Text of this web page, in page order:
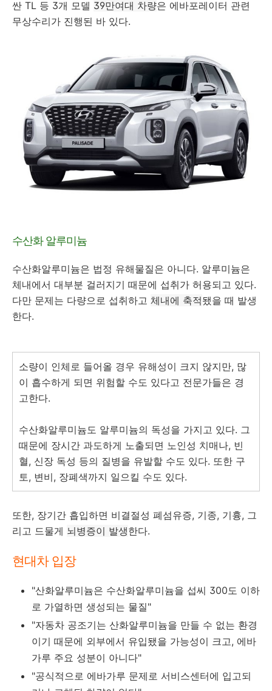
싼 TL 등 3개 모델 39만여대 차량은 에바포레이터 관련
무상수리가 진행된 바 있다.
수산화 알루미늄
수산화알루미늄은 법정 유해물질은 아니다. 알루미늄은
체내에서 대부분 걸러지기 때문에 섭취가 허용되고 있다.
다만 문제는 다량으로 섭취하고 체내에 축적됐을 때 발생
한다.
소량이 인체로 들어올 경우 유해성이 크지 않지만, 많
이 흡수하게 되면 위험할 수도 있다고 전문가들은 경
고한다.
수산화알루미늄도 알루미늄의 독성을 가지고 있다. 그
때문에 장시간 과도하게 노출되면 노인성 치매나, 빈
혈, 신장 독성 등의 질병을 유발할 수도 있다. 또한 구
토, 변비, 장폐색까지 일으킬 수도 있다.
또한, 장기간 흡입하면 비결절성 폐섬유증, 기종, 기흉, 그
리고 드물게 뇌병증이 발생한다.
현대차 입장
"산화알루미늄은 수산화알루미늄을 섭씨 300도 이하
로 가열하면 생성되는 물질"
"자동차 공조기는 산화알루미늄을 만들 수 없는 환경
이기 때문에 외부에서 유입됐을 가능성이 크고, 에바
가루 주요 성분이 아니다"
"공식적으로 에바가루 문제로 서비스센터에 입고되